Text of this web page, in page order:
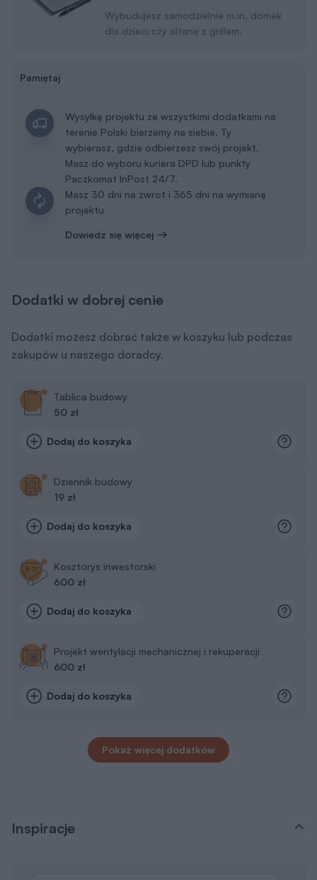
Wybudujesz samodzielnie m.in. domek
dla dzieci czy altanę z grillem.
Pamiętaj
Wysyłkę projektu ze wszystkimi dodatkami na
terenie Polski bierzemy na siebie. Ty
wybierasz, gdzie odbierzesz swój projekt.
Masz do wyboru kuriera DPD lub punkty
Paczkomat InPost 24/7.
Masz 30 dni na zwrot i 365 dni na wymianę
projektu
Dowiedz się więcej
Dodatki w dobrej cenie
Dodatki możesz dobrać także w koszyku lub podczas
zakupów u naszego doradcy.
Tablica budowy
50 zł
Dodaj do koszyka
Dziennik budowy
19 zł
Dodaj do koszyka
Kosztorys inwestorski
600 zł
Dodaj do koszyka
Projekt wentylacji mechanicznej i rekuperacji
600 zł
Dodaj do koszyka
Pokaż więcej dodatków
Inspiracje